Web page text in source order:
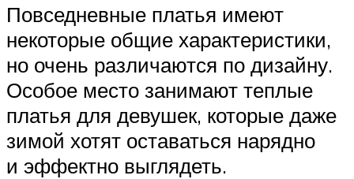
Повседневные платья имеют
некоторые общие характеристики,
но очень различаются по дизайну.
Особое место занимают теплые
платья для девушек, которые даже
зимой хотят оставаться нарядно
и эффектно выглядеть.